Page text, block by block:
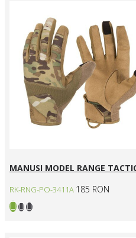
MANUSI MODEL RANGE
RK-RNG-PO-3411A 185 RON